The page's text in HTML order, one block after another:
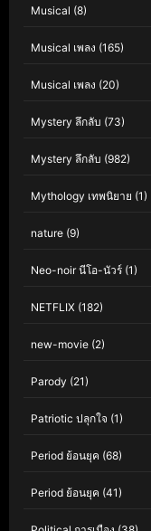
Musical (8)
Musical เพลง (165)
Musical เพลง (20)
Mystery ลึกลับ (73)
Mystery ลึกลับ (982)
Mythology เทพนิยาย (1)
nature (9)
Neo-noir นีโอ-นัวร์ (1)
NETFLIX (182)
new-movie (2)
Parody (21)
Patriotic ปลุกใจ (1)
Period ย้อนยุค (68)
Period ย้อนยุค (41)